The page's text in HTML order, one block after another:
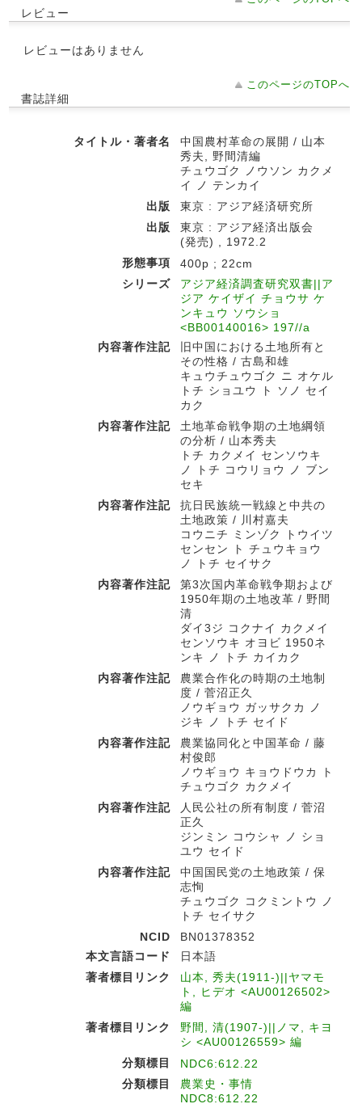
レビュー
レビューはありません
このページのTOPへ
書誌詳細
タイトル・著者名
中国農村革命の展開 / 山本
秀夫, 野間清編
チュウゴク ノウソン カクメ
イ ノ テンカイ
出版
東京 : アジア経済研究所
出版
東京 : アジア経済出版会
(発売) , 1972.2
形態事項
400p ; 22cm
シリーズ
アジア経済調査研究双書||ア
ジア ケイザイ チョウサ ケ
ンキュウ ソウショ
<BB00140016> 197//a
内容著作注記
旧中国における土地所有と
その性格 / 古島和雄
キュウチュウゴク ニ オケル
トチ ショユウ ト ソノ セイ
カク
内容著作注記
土地革命戦争期の土地綱領
の分析 / 山本秀夫
トチ カクメイ センソウキ
ノ トチ コウリョウ ノ ブン
セキ
内容著作注記
抗日民族統一戦線と中共の
土地政策 / 川村嘉夫
コウニチ ミンゾク トウイツ
センセン ト チュウキョウ
ノ トチ セイサク
内容著作注記
第3次国内革命戦争期および
1950年期の土地改革 / 野間
清
ダイ3ジ コクナイ カクメイ
センソウキ オヨビ 1950ネ
ンキ ノ トチ カイカク
内容著作注記
農業合作化の時期の土地制
度 / 菅沼正久
ノウギョウ ガッサクカ ノ
ジキ ノ トチ セイド
内容著作注記
農業協同化と中国革命 / 藤
村俊郎
ノウギョウ キョウドウカ ト
チュウゴク カクメイ
内容著作注記
人民公社の所有制度 / 菅沼
正久
ジンミン コウシャ ノ ショ
ユウ セイド
内容著作注記
中国国民党の土地政策 / 保
志恂
チュウゴク コクミントウ ノ
トチ セイサク
NCID
BN01378352
本文言語コード
日本語
著者標目リンク
山本, 秀夫(1911-)||ヤマモ
ト, ヒデオ <AU00126502>
編
著者標目リンク
野間, 清(1907-)||ノマ, キヨ
シ <AU00126559> 編
分類標目
NDC6:612.22
分類標目
農業史・事情
NDC8:612.22